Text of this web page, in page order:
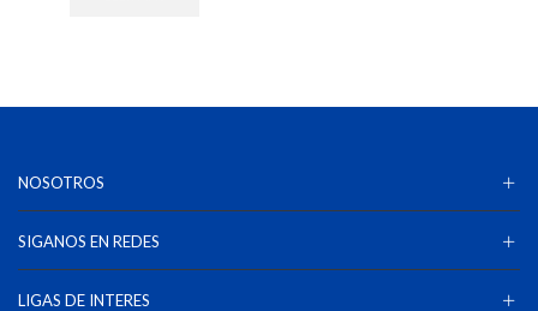
NOSOTROS
SIGANOS EN REDES
LIGAS DE INTERES